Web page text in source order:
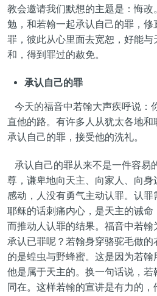
教会邀请我们默想的主题是：悔
勉，和若翰一起承认自己的罪，
罪，彼此从心里面去宽恕，好能
和，得到罪过的赦免。
承认自己的罪
今天的福音中若翰大声疾呼说：
直他的路。有许多人从犹太各地和
承认自己的罪，接受他的洗礼。
承认自己的罪从来不是一件容易
尊，谦卑地向天主、向家人、向
感动，人没有勇气主动认罪。认
耶稣的话刺痛内心，是天主的诫
而推动人认罪的结果。福音中若
承认已罪呢？若翰身穿骆驼毛做
的是蝗虫与野蜂蜜。这是因为若
他是属于天主的。换一句话说，
同在。这样若翰的宣讲是有力的，